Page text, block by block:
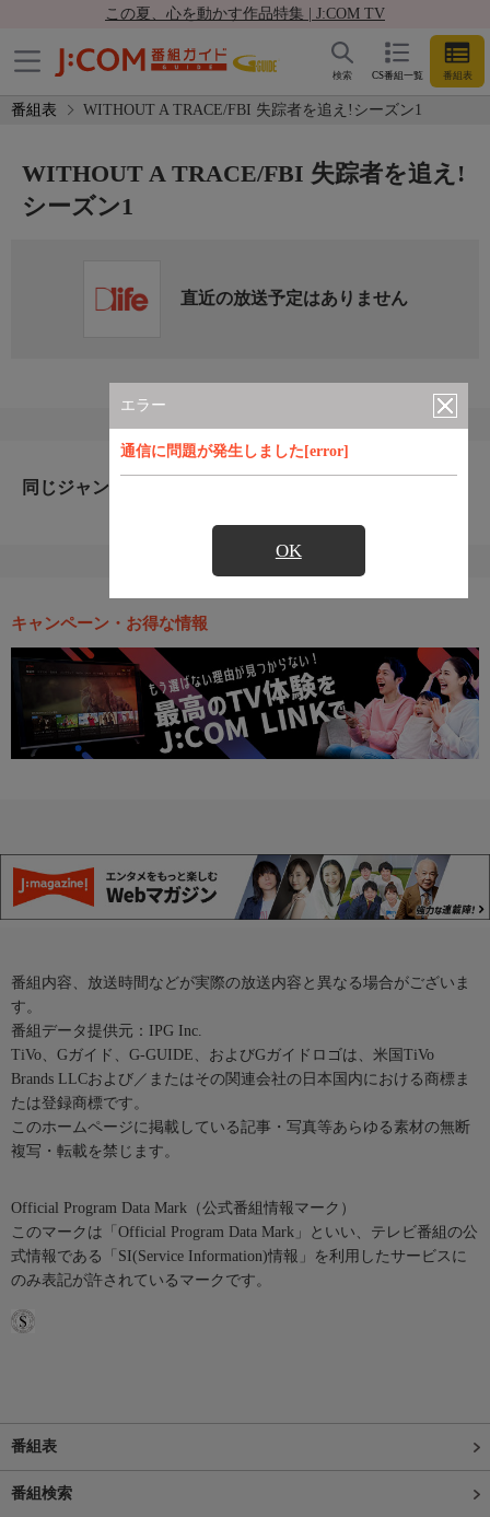
この夏、心を動かす作品特集 | J:COM TV
CS番組一覧 番組表
検索
番組表 WITHOUT A TRACE/FBI 失踪者を追え!シーズン1
エラー
通信に問題が発生しました[error]
OK
WITHOUT A TRACE/FBI 失踪者を追え!
シーズン1
直近の放送予定はありません
同じジャンルのおすすめ番組
キャンペーン・お得な情報
番組内容、放送時間などが実際の放送内容と異なる場合がございま
す。
番組データ提供元：IPG Inc.
TiVo、Gガイド、G-GUIDE、およびGガイドロゴは、米国TiVo
Brands LLCおよび／またはその関連会社の日本国内における商標ま
たは登録商標です。
このホームページに掲載している記事・写真等あらゆる素材の無断
複写・転載を禁じます。
Official Program Data Mark（公式番組情報マーク）
このマークは「Official Program Data Mark」といい、テレビ番組の公
式情報である「SI(Service Information)情報」を利用したサービスに
のみ表記が許されているマークです。
番組表
番組検索